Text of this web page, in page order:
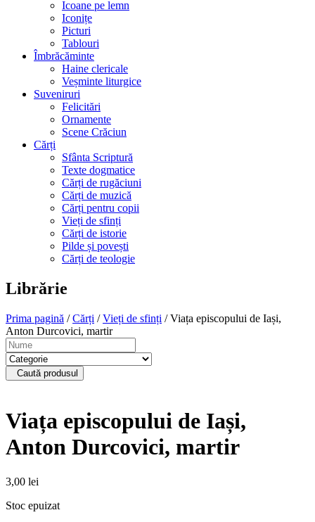
Icoane pe lemn
Iconițe
Picturi
Tablouri
Îmbrăcăminte
Haine clericale
Veșminte liturgice
Suveniruri
Felicitări
Ornamente
Scene Crăciun
Cărți
Sfânta Scriptură
Texte dogmatice
Cărți de rugăciuni
Cărți de muzică
Cărți pentru copii
Vieți de sfinți
Cărți de istorie
Pilde și povești
Cărți de teologie
Librărie
Prima pagină /Cărți /Vieți de sfinți / Viața episcopului de Iași,
Anton Durcovici, martir
Caută produsul
Viața episcopului de Iași,
Anton Durcovici, martir
3,00 lei
Stoc epuizat